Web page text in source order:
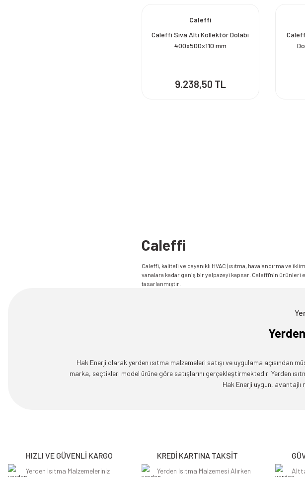
Caleffi
Caleffi Sıva Altı Kollektör Dolabı
400x500x110 mm
9.238,50 TL
Caleffi
Caleffi, kaliteli ve dayanıklı HVAC (ısıtma, havalandırma
vanalara kadar geniş bir yelpazeyi kapsar. Caleffi'nin
tasarlanmıştır.
Hak Enerji olarak yerden ısıtma malzemeleri satışı ve uygulama
marka, seçtikleri model ürüne göre satışlarını gerçekleştirmektedir. Yerden
Hak Enerji uygun,
HIZLI VE GÜVENLİ KARGO
Yerden Isıtma Malzemeleriniz
KREDİ KARTINA TAKSİT
Yerden Isıtma Malzemesi Alırken